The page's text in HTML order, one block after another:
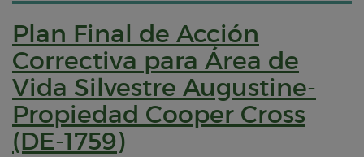
Plan Final de Acción
Correctiva para Área de
Vida Silvestre Augustine-
Propiedad Cooper Cross
(DE-1759)